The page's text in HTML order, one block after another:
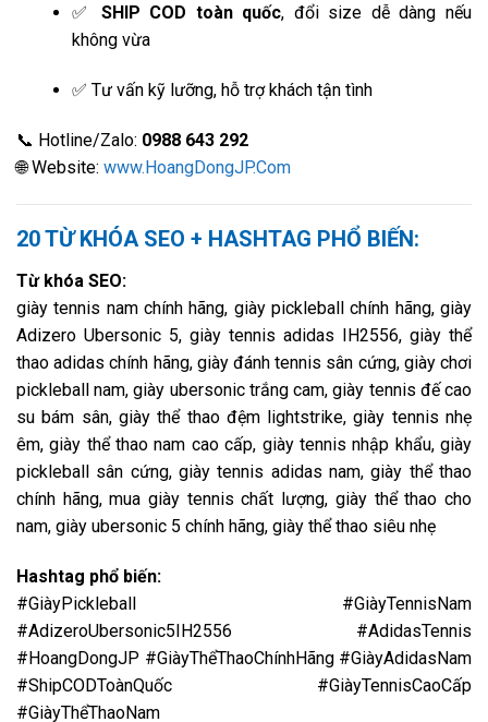
✅ SHIP COD toàn quốc, đổi size dễ dàng nếu
không vừa
✅ Tư vấn kỹ lưỡng, hỗ trợ khách tận tình
📞 Hotline/Zalo: 0988 643 292
🌐 Website: www.HoangDongJP.Com
20 TỪ KHÓA SEO + HASHTAG PHỔ BIẾN:
Từ khóa SEO:
giày tennis nam chính hãng, giày pickleball chính hãng, giày
Adizero Ubersonic 5, giày tennis adidas IH2556, giày thể
thao adidas chính hãng, giày đánh tennis sân cứng, giày chơi
pickleball nam, giày ubersonic trắng cam, giày tennis đế cao
su bám sân, giày thể thao đệm lightstrike, giày tennis nhẹ
êm, giày thể thao nam cao cấp, giày tennis nhập khẩu, giày
pickleball sân cứng, giày tennis adidas nam, giày thể thao
chính hãng, mua giày tennis chất lượng, giày thể thao cho
nam, giày ubersonic 5 chính hãng, giày thể thao siêu nhẹ
Hashtag phổ biến:
#GiàyPickleball #GiàyTennisNam
#AdizeroUbersonic5IH2556 #AdidasTennis
#HoangDongJP #GiàyThểThaoChínhHãng #GiàyAdidasNam
#ShipCODToànQuốc #GiàyTennisCaoCấp
#GiàyThểThaoNam